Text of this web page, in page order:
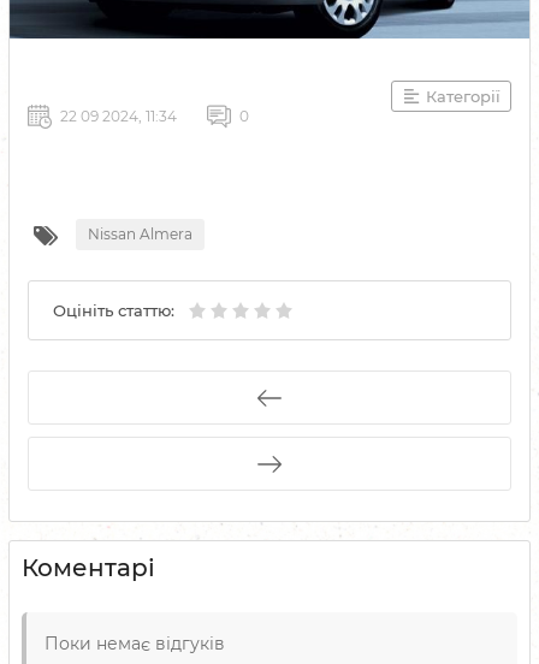
Категорії
22 09 2024, 11:34 0
Nissan Almera
Оцініть статтю:
Коментарі
Поки немає відгуків